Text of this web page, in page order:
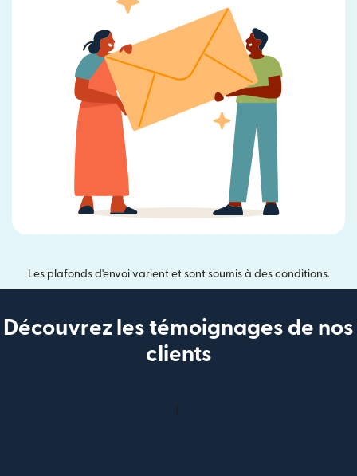
Les plafonds d'envoi varient et sont soumis à des conditions.
Découvrez les témoignages de nos
clients